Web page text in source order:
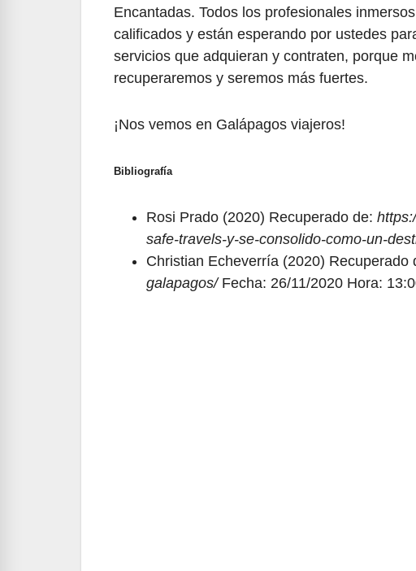
Encantadas. Todos los profesionales
calificados y están esperando por ustedes
servicios que adquieran y contraten, porque
recuperaremos y seremos más fuertes.
¡Nos vemos en Galápagos viajeros!
Bibliografía
Rosi Prado (2020) Recuperado de:
safe-travels-y-se-consolido-como-un-
Christian Echeverría (2020) Recuperado
galapagos/Fecha: 26/11/2020 Hora: